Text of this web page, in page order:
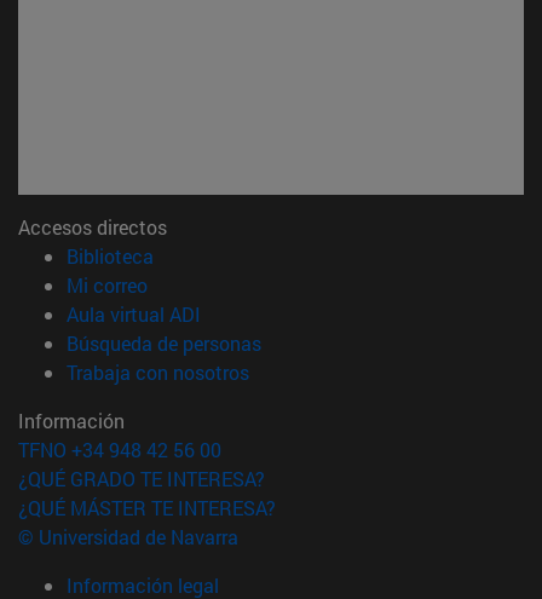
Accesos directos
Biblioteca
Mi correo(abre en nueva ventana)
Aula virtual ADI
Búsqueda de personas(abre en nueva ventana)
Trabaja con nosotros(abre en nueva ventana)
Información
TFNO +34 948 42 56 00
¿QUÉ GRADO TE INTERESA?
¿QUÉ MÁSTER TE INTERESA?
© Universidad de Navarra
Información legal